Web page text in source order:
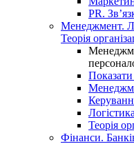
PR.
Менеджмент.
Теорія
Показати
Логістика
Теорія
Фінанси.